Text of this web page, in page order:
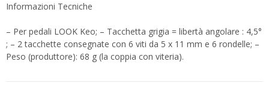
Informazioni Tecniche
– Per pedali LOOK Keo; – Tacchetta grigia = libertà angolare : 4,5°
; – 2 tacchette consegnate con 6 viti da 5 x 11 mm e 6 rondelle; –
Peso (produttore): 68 g (la coppia con viteria).